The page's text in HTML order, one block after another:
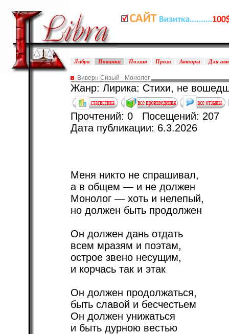
Либра Новинки Поэзия Проза Авторы Для
Виверн Сизый - Монолог
Жанр: Лирика: Стихи, не
Прочтений: 0 Посещений: 207
Дата публикации: 6.3.2026
Меня никто не спрашивал,
а в общем — и не должен
Монолог — хоть и нелепый,
но должен быть продолжен
Он должен дань отдать
всем мразям и поэтам,
острое звено несущим,
и корчась так и этак
Он должен продолжаться,
быть славой и бесчестьем
Он должен унижаться
и быть дурною вестью